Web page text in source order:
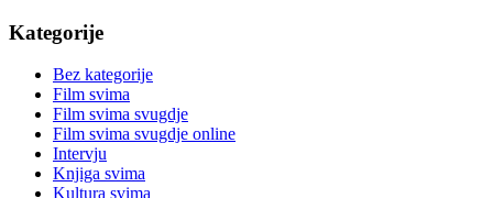
Kategorije
Bez kategorije
Film svima
Film svima svugdje
Film svima svugdje online
Intervju
Knjiga svima
Kultura svima